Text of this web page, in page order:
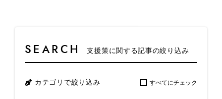
SEARCH 支援策に関する記事の絞り込み
カテゴリで絞り込み すべてにチェック